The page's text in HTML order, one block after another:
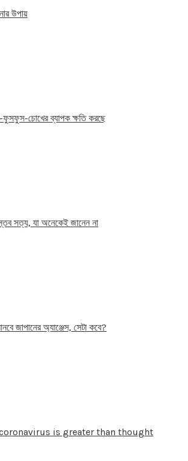
উপায়
ফুসফুস-চোখের ব্যাপক ক্ষতি করছে
সত্য, যা অনেকেই জানেন না
জাপানের অ্যাঞ্জেস, সেটা কবে?
is greater than thought